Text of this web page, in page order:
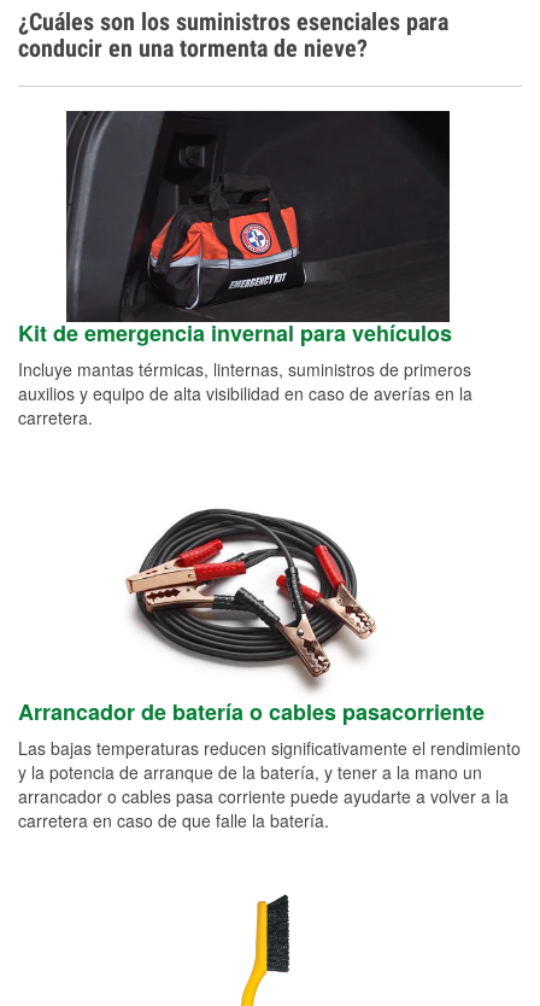
¿Cuáles son los suministros esenciales para
conducir en una tormenta de nieve?
Kit de emergencia invernal para vehículos
Incluye mantas térmicas, linternas, suministros de primeros
auxilios y equipo de alta visibilidad en caso de averías en la
carretera.
Arrancador de batería o cables pasacorriente
Las bajas temperaturas reducen significativamente el rendimiento
y la potencia de arranque de la batería, y tener a la mano un
arrancador o cables pasa corriente puede ayudarte a volver a la
carretera en caso de que falle la batería.